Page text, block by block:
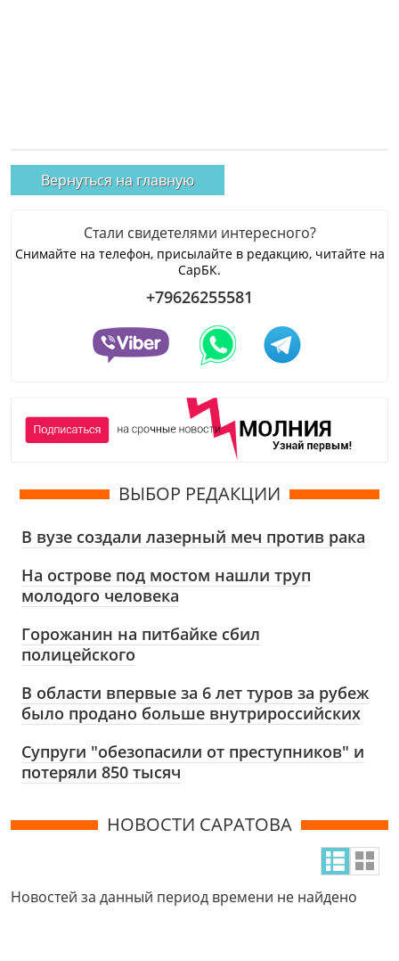
Вернуться на главную
Стали свидетелями интересного?
Снимайте на телефон, присылайте в редакцию, читайте на
СарБК.
+79626255581
ВЫБОР РЕДАКЦИИ
В вузе создали лазерный меч против рака
На острове под мостом нашли труп
молодого человека
Горожанин на питбайке сбил
полицейского
В области впервые за 6 лет туров за рубеж
было продано больше внутрироссийских
Супруги "обезопасили от преступников" и
потеряли 850 тысяч
НОВОСТИ САРАТОВА
Новостей за данный период времени не найдено